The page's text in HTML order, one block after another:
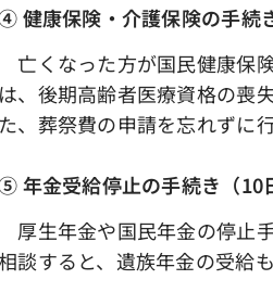
健康保険・介護保険の手続
亡くなった方が国民健康保
は、後期高齢者医療資格の喪
た、葬祭費の申請を忘れずに
年金受給停止の手続き（10
厚生年金や国民年金の停止
談すると、遺族年金の受給